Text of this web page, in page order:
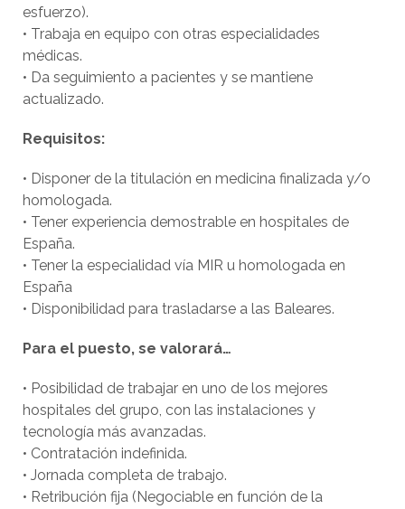
esfuerzo).
• Trabaja en equipo con otras especialidades
médicas.
• Da seguimiento a pacientes y se mantiene
actualizado.
Requisitos:
• Disponer de la titulación en medicina finalizada y/o
homologada.
• Tener experiencia demostrable en hospitales de
España.
• Tener la especialidad vía MIR u homologada en
España
• Disponibilidad para trasladarse a las Baleares.
Para el puesto, se valorará…
• Posibilidad de trabajar en uno de los mejores
hospitales del grupo, con las instalaciones y
tecnología más avanzadas.
• Contratación indefinida.
• Jornada completa de trabajo.
• Retribución fija (Negociable en función de la